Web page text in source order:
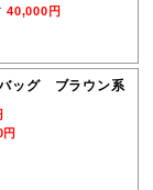
40,000円
ッグ ブラウン系